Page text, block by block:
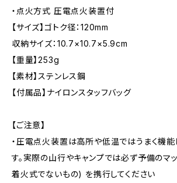
・点火方式 圧電点火装置付
【サイズ】ゴトク径：120mm
収納サイズ：10.7×10.7×5.9cm
【重量】253g
【素材】ステンレス鋼
【付属品】ナイロンスタッフバッグ
【ご注意】
・圧電点火装置は高所や低温ではうまく機能
す。実際の山行やキャンプでは必ず予備のマ
着火式でないもの) を携行してください